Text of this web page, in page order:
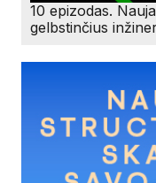
10 epizodas.
gelbstinčius